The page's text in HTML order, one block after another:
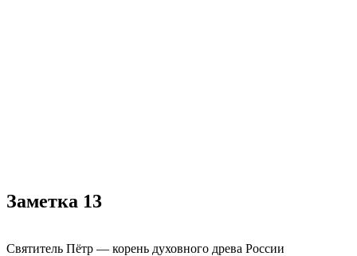
Заметка 13
Святитель Пётр — корень духовного древа России